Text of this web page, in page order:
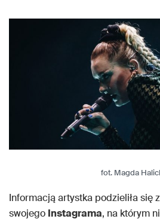
fot. Magda
Informacją artystka podzieliła się
swojego Instagrama, na którym